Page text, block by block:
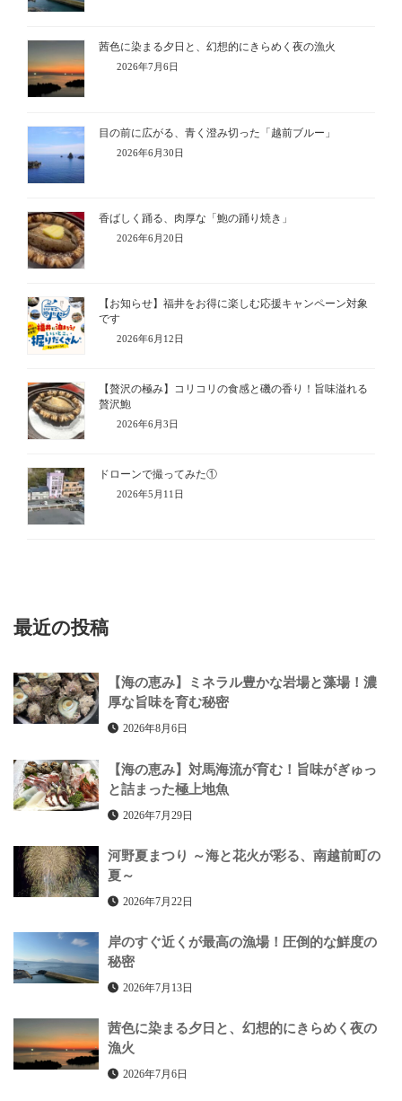
茜色に染まる夕日と、幻想的にきらめく夜の漁火
2026年7月6日
目の前に広がる、青く澄み切った「越前ブルー」
2026年6月30日
香ばしく踊る、肉厚な「鮑の踊り焼き」
2026年6月20日
【お知らせ】福井をお得に楽しむ応援キャンペーン対象
です
2026年6月12日
【贅沢の極み】コリコリの食感と磯の香り！旨味溢れる
贅沢鮑
2026年6月3日
ドローンで撮ってみた①
2026年5月11日
最近の投稿
【海の恵み】ミネラル豊かな岩場と藻場！濃
厚な旨味を育む秘密
2026年8月6日
【海の恵み】対馬海流が育む！旨味がぎゅっ
と詰まった極上地魚
2026年7月29日
河野夏まつり ～海と花火が彩る、南越前町の
夏～
2026年7月22日
岸のすぐ近くが最高の漁場！圧倒的な鮮度の
秘密
2026年7月13日
茜色に染まる夕日と、幻想的にきらめく夜の
漁火
2026年7月6日